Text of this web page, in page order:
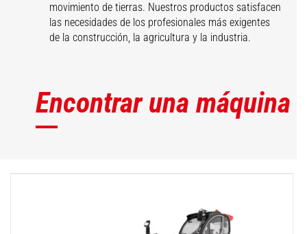
movimiento de tierras. Nuestros productos satisfacen
las necesidades de los profesionales más exigentes
de la construcción, la agricultura y la industria.
Encontrar una máquina